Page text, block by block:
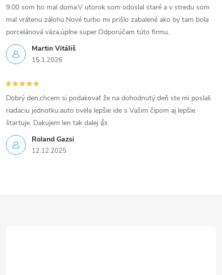
v
ý
p
s
u
Martin Vitáliš
15.1.2026
9.00 som ho mal doma.V utorok som odoslal staré a v stredu som
mal vrátenu zálohu.Nové turbo mi prišlo zabalené ako by tam bola
porcelánová váza,úplne super.Odporúčam túto firmu.
Roland Gazsi
12.12.2025
Dobrý den,chcem si podakovať že na dohodnutý deň ste mi poslali
riadaciu jednotku.auto ovela lepšie ide s Vašim čipom aj lepšie
štartuje. Dakujem len tak dalej 👍